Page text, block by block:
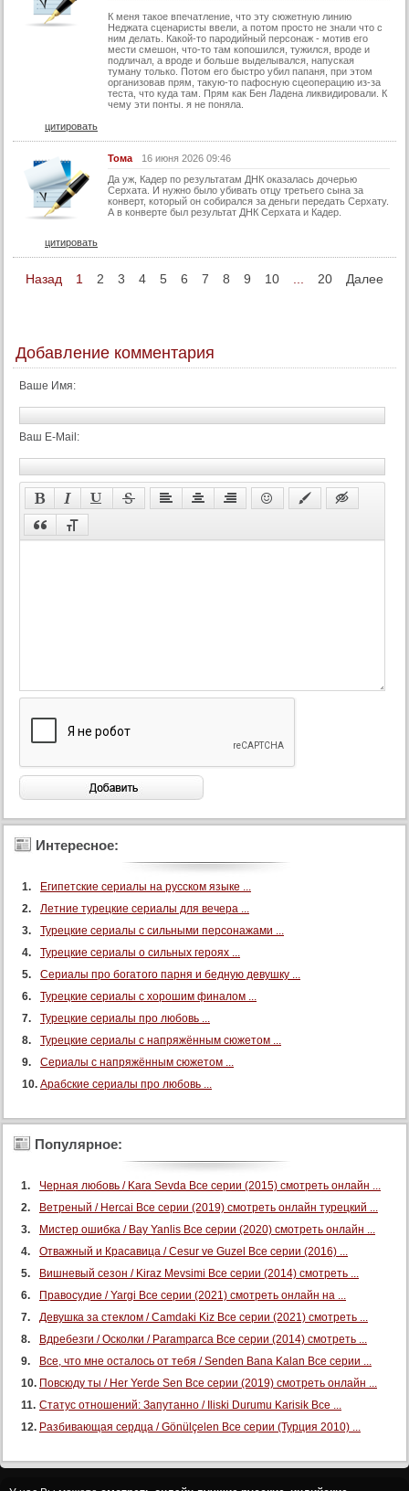
К меня такое впечатление, что эту сюжетную линию
Неджата сценаристы ввели, а потом просто не знали что с
ним делать. Какой-то пародийный персонаж - мотив его
мести смешон, что-то там копошился, тужился, вроде и
подличал, а вроде и больше выделывался, напуская
туману только. Потом его быстро убил папаня, при этом
организовав прям, такую-то пафосную сцеоперацию из-за
теста, что куда там. Прям как Бен Ладена ликвидировали. К
чему эти понты. я не поняла.
цитировать
Тома
16 июня 2026 09:46
Да уж, Кадер по результатам ДНК оказалась дочерью
Серхата. И нужно было убивать отцу третьего сына за
конверт, который он собирался за деньги передать Серхату.
А в конверте был результат ДНК Серхата и Кадер.
цитировать
Назад 1 2 3 4 5 6 7 8 9 10 20 Далее
Добавление комментария
Ваше Имя:
Ваш E-Mail:
Интересное:
Египетские сериалы на русском языке ...
Летние турецкие сериалы для вечера ...
Турецкие сериалы с сильными персонажами ...
Турецкие сериалы о сильных героях ...
Сериалы про богатого парня и бедную девушку ...
Турецкие сериалы с хорошим финалом ...
Турецкие сериалы про любовь ...
Турецкие сериалы с напряжённым сюжетом ...
Сериалы с напряжённым сюжетом ...
Арабские сериалы про любовь ...
Популярное:
Черная любовь / Kara Sevda Все серии (2015) смотреть онлайн ...
Ветреный / Hercai Все серии (2019) смотреть онлайн турецкий ...
Мистер ошибка / Bay Yanlis Все серии (2020) смотреть онлайн ...
Отважный и Красавица / Cesur ve Guzel Все серии (2016) ...
Вишневый сезон / Kiraz Mevsimi Все серии (2014) смотреть ...
Правосудие / Yargi Все серии (2021) смотреть онлайн на ...
Девушка за стеклом / Camdaki Kiz Все серии (2021) смотреть ...
Вдребезги / Осколки / Paramparca Все серии (2014) смотреть ...
Все, что мне осталось от тебя / Senden Bana Kalan Все серии ...
Повсюду ты / Her Yerde Sen Все серии (2019) смотреть онлайн ...
Статус отношений: Запутанно / Iliski Durumu Karisik Все ...
Разбивающая сердца / Gönülçelen Все серии (Турция 2010) ...